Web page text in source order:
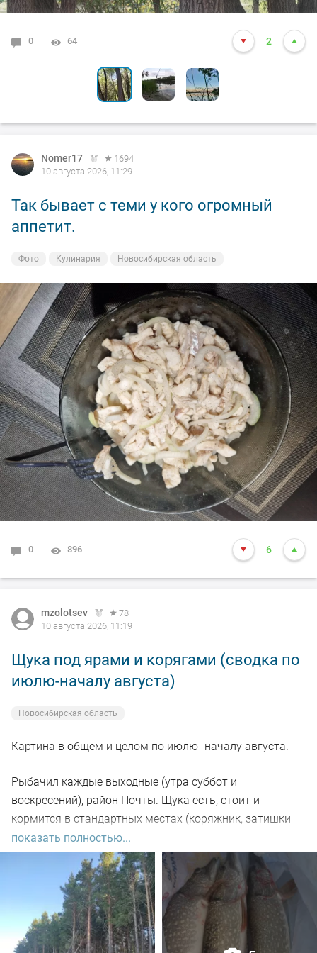
0 64 2
8 3987 15
1 5427 14
Nomer17
1694
10 августа 2026, 11:29
Так бывает с теми у кого огромный
аппетит.
Фото Кулинария Новосибирская область
0 896 6
mzolotsev
78
10 августа 2026, 11:19
Щука под ярами и корягами (сводка по
июлю-началу августа)
Новосибирская область
Картина в общем и целом по июлю- началу августа.
Рыбачил каждые выходные (утра суббот и
воскресений), район Почты. Щука есть, стоит и
кормится в стандартных местах (коряжник, затишки
под глубокими берегами), но халявы нет - приходится
искать и тогда успех есть и будет).
Замечено - завтрак по расписанию, основные выходы
до 7-30 утра. С сумерек и до этого времени река живет,
выходы, поклевки, поимки, после 8 утра - как правило
как в бассейн кидаешь, собственно можно домой
показать полностью...